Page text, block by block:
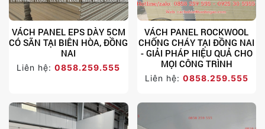
VÁCH PANEL EPS DÀY 5CM
CÓ SÃN TẠI BIÊN HÒA, ĐỒNG
NAI
Liên hệ:0858.259.555
VÁCH PANEL ROCKWOOL
CHỐNG CHÁY TẠI ĐỒNG NAI
- GIẢI PHÁP HIỆU QUẢ CHO
MỌI CÔNG TRÌNH
Liên hệ: 0858.259.555